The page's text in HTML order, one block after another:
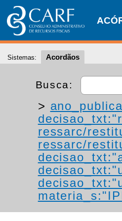
Sistemas: Acordãos
Busca:
>
ressarc/
ressarc/